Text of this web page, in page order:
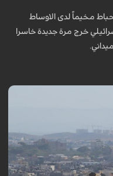
مخيماً لدى الاوساط
خرج مرة جديدة خاسرا